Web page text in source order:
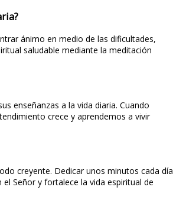
ánimo en medio de las dificultades,
saludable mediante la meditación
enseñanzas a la vida diaria. Cuando
crece y aprendemos a vivir
creyente. Dedicar unos minutos cada día
Señor y fortalece la vida espiritual de